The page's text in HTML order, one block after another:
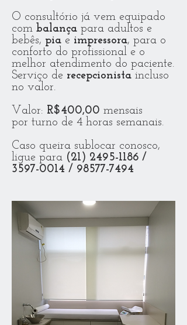
O consultório já vem equipado
com balança para adultos e
bebês, pia e impressora, para o
conforto do profissional e o
melhor atendimento do paciente.
Serviço de recepcionista incluso
no valor.
Valor: R$400,00 mensais
por turno de 4 horas semanais.
Caso queira sublocar conosco,
ligue para (21) 2495-1186 /
3597-0014 / 98577-7494